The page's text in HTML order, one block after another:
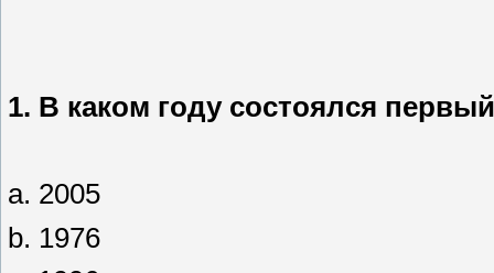
1. В каком году состоялся
a. 2005
b. 1976